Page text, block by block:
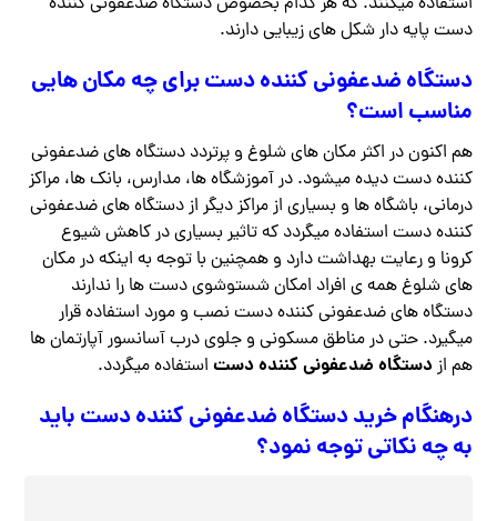
دست پایه دار شکل های زیبایی دارند.
دستگاه ضدعفونی کننده دست برای چه مکان هایی
مناسب است؟
هم اکنون در اکثر مکان های شلوغ و پرتردد دستگاه های ضدعفونی
کننده دست دیده میشود. در آموزشگاه ها، مدارس، بانک ها، مراکز
درمانی، باشگاه ها و بسیاری از مراکز دیگر از دستگاه های ضدعفونی
کننده دست استفاده میگردد که تاثیر بسیاری در کاهش شیوع
کرونا و رعایت بهداشت دارد و همچنین با توجه به اینکه در مکان
های شلوغ همه ی افراد امکان شستوشوی دست ها را ندارند
دستگاه های ضدعفونی کننده دست نصب و مورد استفاده قرار
میگیرد. حتی در مناطق مسکونی و جلوی درب آسانسور آپارتمان ها
هم از دستگاه ضدعفونی کننده دست استفاده میگردد.
درهنگام خرید دستگاه ضدعفونی کننده دست باید
به چه نکاتی توجه نمود؟